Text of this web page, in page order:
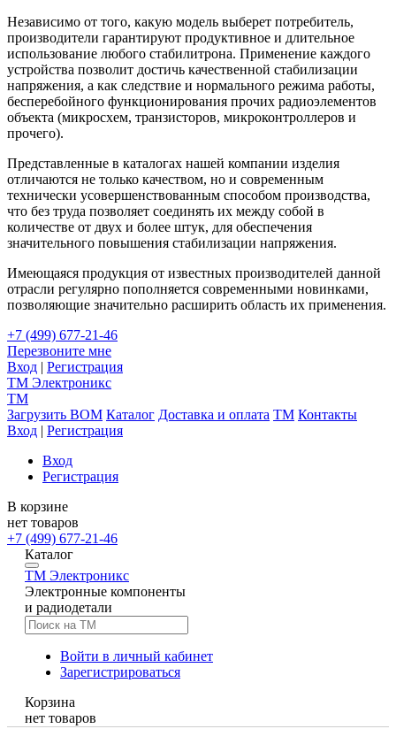
Независимо от того, какую модель выберет потребитель,
производители гарантируют продуктивное и длительное
использование любого стабилитрона. Применение каждого
устройства позволит достичь качественной стабилизации
напряжения, а как следствие и нормального режима работы,
бесперебойного функционирования прочих радиоэлементов
объекта (микросхем, транзисторов, микроконтроллеров и
прочего).
Представленные в каталогах нашей компании изделия
отличаются не только качеством, но и современным
технически усовершенствованным способом производства,
что без труда позволяет соединять их между собой в
количестве от двух и более штук, для обеспечения
значительного повышения стабилизации напряжения.
Имеющаяся продукция от известных производителей данной
отрасли регулярно пополняется современными новинками,
позволяющие значительно расширить область их применения.
+7 (499) 677-21-46
Перезвоните мне
Вход | Регистрация
TM Электроникс
TM
Загрузить BOM Каталог Доставка и оплата TM Контакты
Вход | Регистрация
Вход
Регистрация
В корзине
нет товаров
+7 (499) 677-21-46
Каталог
TM Электроникс
Электронные компоненты
и радиодетали
Войти в личный кабинет
Зарегистрироваться
Корзина
нет товаров